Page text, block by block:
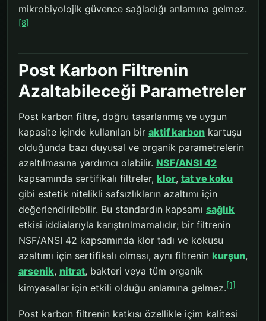
mikrobiyolojik güvence sağladığı anlamına gelmez.
[8]
Post Karbon Filtrenin
Azaltabileceği Parametreler
Post karbon filtre, doğru tasarlanmış ve uygun
kapasite içinde kullanılan bir aktif karbon kartuşu
olduğunda bazı duyusal ve organik parametrelerin
azaltılmasına yardımcı olabilir. NSF/ANSI 42
kapsamında sertifikalı filtreler, klor, tat ve koku
gibi estetik nitelikli safsızlıkların azaltımı için
değerlendirilebilir. Bu standardın kapsamı sağlık
etkisi iddialarıyla karıştırılmamalıdır; bir filtrenin
NSF/ANSI 42 kapsamında klor tadı ve kokusu
azaltımı için sertifikalı olması, aynı filtrenin kurşun,
arsenik, nitrat, bakteri veya tüm organik
kimyasallar için etkili olduğu anlamına gelmez.[1]
Post karbon filtrenin katkısı özellikle içim kalitesi